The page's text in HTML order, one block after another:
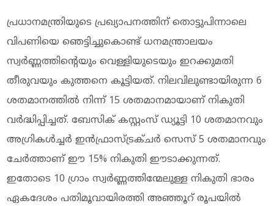
പ്രധാനമന്ത്രിയുടെ പ്രഖ്യാപനത്തിന് തൊട്ടുപിന്നാലെ
വിപണിയെ ഞെട്ടിച്ചുകൊണ്ട് ധനമന്ത്രാലയം
സ്വർണ്ണത്തിന്റെയും വെള്ളിയുടെയും ഇറക്കുമതി
തീരുവയും കുത്തനെ കൂട്ടിയത്. നിലവിലുണ്ടായിരുന്ന 6
ശതമാനത്തിൽ നിന്ന് 15 ശതമാനമായാണ് നികുതി
വർദ്ധിപ്പിച്ചത്. ബേസിക് കസ്റ്റംസ് ഡ്യൂട്ടി 10 ശതമാനവും
അഗ്രികൾച്ചർ ഇൻഫ്രാസ്ട്രക്ചർ സെസ് 5 ശതമാനവും
ചേർത്താണ് ഈ 15% നികുതി ഈടാക്കുന്നത്.
ഇതോടെ 10 ഗ്രാം സ്വർണ്ണത്തിന്മേലുള്ള നികുതി ഭാരം
ഏകദേശം പതിമൂവായിരത്തി അഞ്ഞൂറ് രൂപയിൽ